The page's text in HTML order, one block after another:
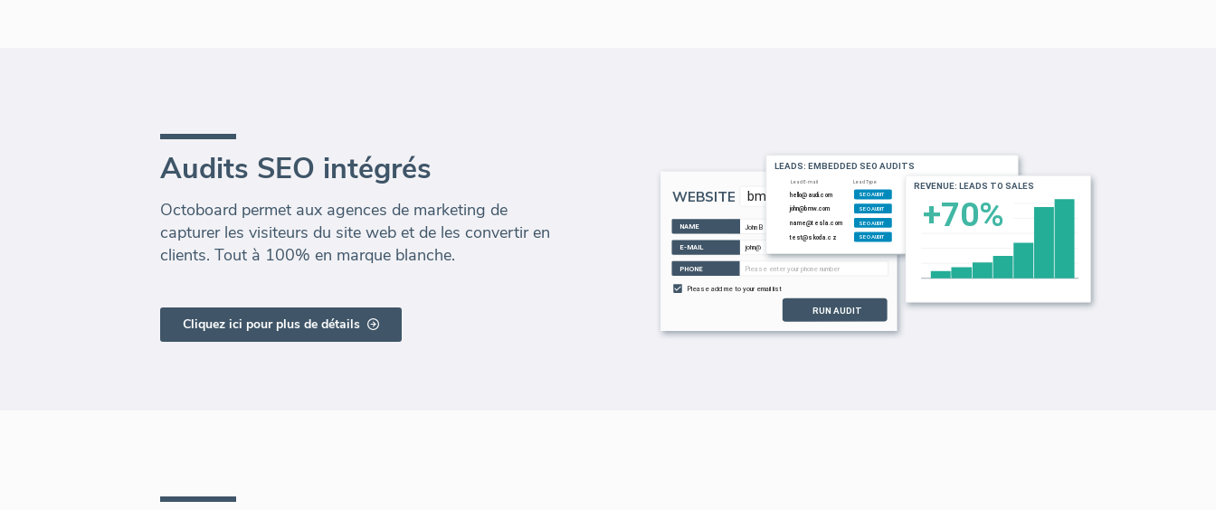
Audits SEO intégrés
Octoboard permet aux agences de marketing de
capturer les visiteurs du site web et de les convertir en
clients. Tout à 100% en marque blanche.
Cliquez ici pour plus de détails